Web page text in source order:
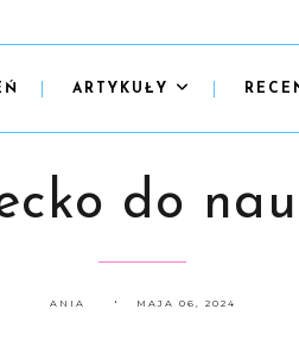
ARTYKUŁY
do
ANIA MAJA 06, 2024